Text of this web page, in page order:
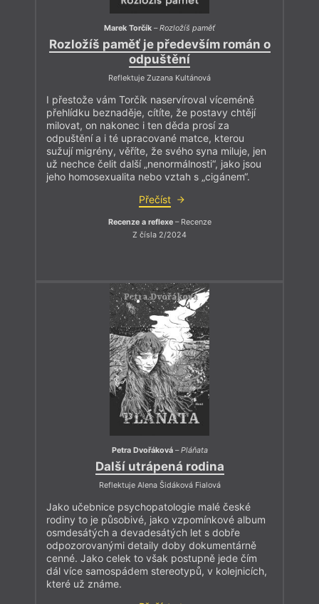
Marek Torčík –Rozložíš paměť
Rozložíš paměť je především román o
odpuštění
Reflektuje Zuzana Kultánová
I přestože vám Torčík naservíroval víceméně
přehlídku beznaděje, cítíte, že postavy chtějí
milovat, on nakonec i ten děda prosí za
odpuštění a i té upracované matce, kterou
sužují migrény, věříte, že svého syna miluje, jen
už nechce čelit další „nenormálnosti“, jako jsou
jeho homosexualita nebo vztah s „cigánem“.
Přečíst
Recenze a reflexe– Recenze
Z čísla 2/2024
Petra Dvořáková–Pláňata
Další utrápená rodina
Reflektuje Alena Šidáková Fialová
Jako učebnice psychopatologie malé české
rodiny to je působivé, jako vzpomínkové album
osmdesátých a devadesátých let s dobře
odpozorovanými detaily doby dokumentárně
cenné. Jako celek to však postupně jede čím
dál více samospádem stereotypů, v kolejnicích,
které už známe.